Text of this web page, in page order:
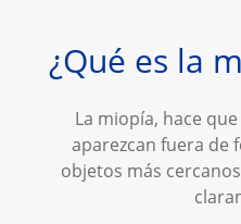
¿Qué es la
La miopía, hace
aparezcan fuera de
objetos más